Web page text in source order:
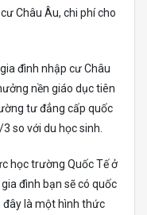
Châu Âu, chi phí cho
đình nhập cư Châu
nền giáo dục tiên
tư đẳng cấp quốc
so với du học sinh.
học trường Quốc Tế ở
đình bạn sẽ có quốc
đây là một hình thức